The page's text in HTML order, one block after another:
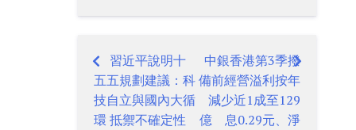
Post
navigation
習近平說明十
五五規劃建議：科
技自立與國內大循
環 抵禦不確定性
中銀香港第3季撥
備前經營溢利按年
減少近1成至129
億 息0.29元、淨